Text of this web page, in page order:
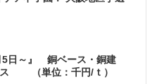
5日～』 銅ベース・銅建
ス （単位：千円/ｔ）